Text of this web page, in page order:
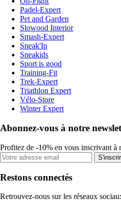
Padel-Expert
Pet and Garden
Slowood Interior
Smash-Expert
Sneak'In
Sneakids
Sport is good
Training-Fit
Trek-Expert
Triathlon Expert
Vélo-Store
Winter Expert
Abonnez-vous à notre
Profitez de -10% en vous inscrivant à
Restons connectés
Retrouvez-nous sur les réseaux